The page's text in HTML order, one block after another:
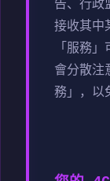
告、行政
接收其
「服務
會分散注
務」，以